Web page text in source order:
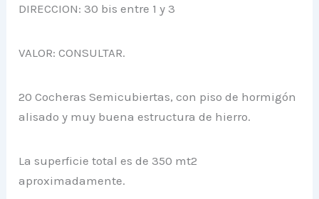
DIRECCION: 30 bis entre 1 y 3
VALOR: CONSULTAR.
20 Cocheras Semicubiertas, con piso de hormigón
alisado y muy buena estructura de hierro.
La superficie total es de 350 mt2
aproximadamente.